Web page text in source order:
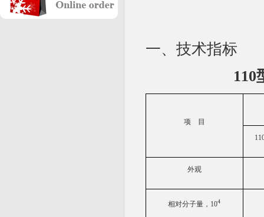
一、技术指标
110
项
目
外观
相对分子量， 104